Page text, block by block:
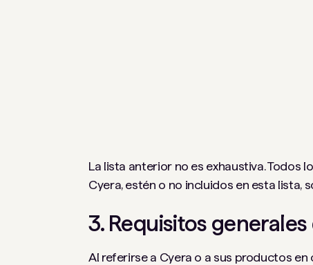
La lista anterior no es exhaustiva. Todos
Cyera, estén o no incluidos en esta lista,
3. Requisitos generales
Al referirse a Cyera o a sus productos